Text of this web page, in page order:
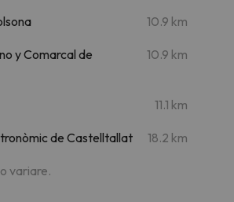
10.9 km
y Comarcal de
10.9 km
11.1 km
de Castelltallat 18.2 km
variare.